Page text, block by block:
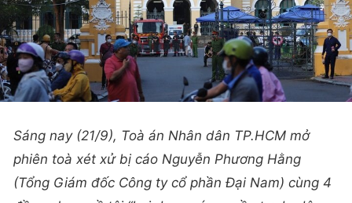
Sáng nay (21/9), Toà án Nhân dân TP.HCM mở
phiên toà xét xử bị cáo Nguyễn Phương Hằng
(Tổng Giám đốc Công ty cổ phần Đại Nam) cùng 4